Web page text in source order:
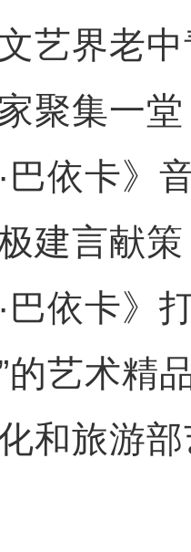
艺界老
聚集一
巴依卡》
建言献
巴依卡》
的艺术精
和旅游